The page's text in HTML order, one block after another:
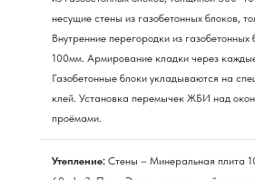
несущие стены из газобетонных блоков,
Внутренние перегородки из
100мм. Армирование кладки через
Газобетонные блоки укладываются на
клей. Установка перемычек ЖБИ над
проёмами.
Утепление: Стены – Минеральная плита